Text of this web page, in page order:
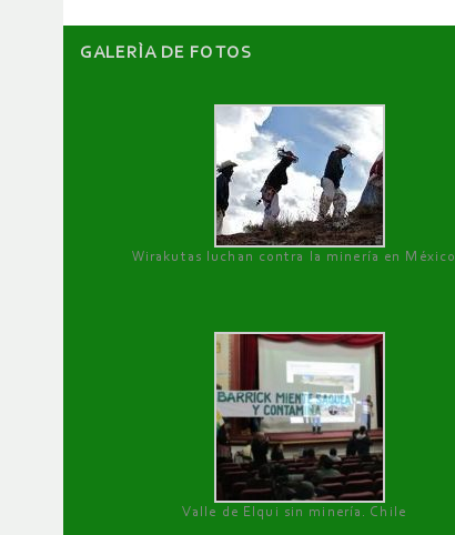
GALERÌA DE FOTOS
Wirakutas luchan contra la minería en México
Valle de Elqui sin minería. Chile